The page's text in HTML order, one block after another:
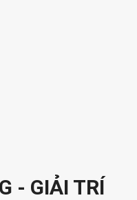
- GIẢI TRÍ